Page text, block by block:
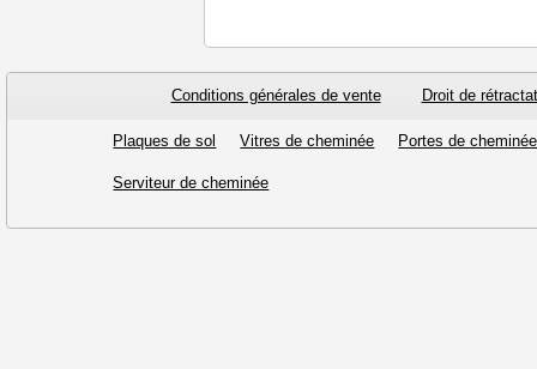
Conditions générales de vente Droit de
Plaques de sol Vitres de cheminée Portes de cheminée
Serviteur de cheminée